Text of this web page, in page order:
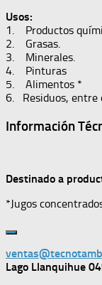
Usos:
1. Productos
2. Grasas.
3. Minerales.
4. Pinturas
5. Alimentos *
6. Residuos, entre
Información
Destinado a
*Jugos
Lago Llanquihue